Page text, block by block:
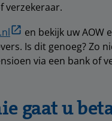
verzekeraar.
en bekijk uw AOW
Is dit genoeg? Zo
via een bank of
gaat u